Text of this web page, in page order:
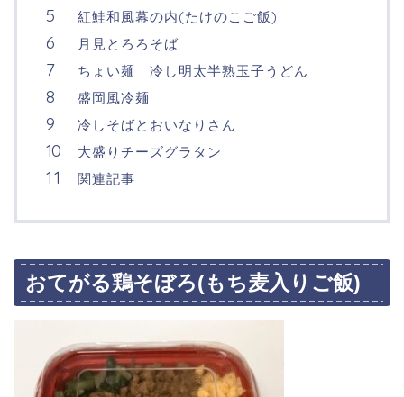
紅鮭和風幕の内(たけのこご飯)
月見とろろそば
ちょい麺 冷し明太半熟玉子うどん
盛岡風冷麺
冷しそばとおいなりさん
大盛りチーズグラタン
関連記事
おてがる鶏そぼろ(もち麦入りご飯)